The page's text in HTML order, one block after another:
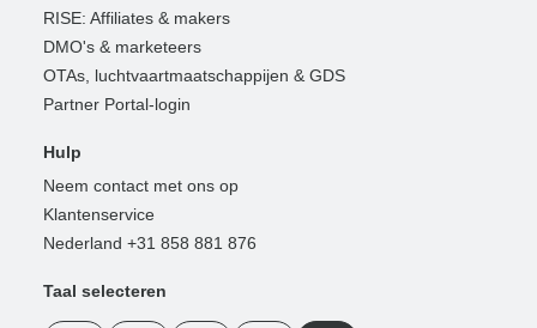
RISE: Affiliates & makers
DMO's & marketeers
OTAs, luchtvaartmaatschappijen & GDS
Partner Portal-login
Hulp
Neem contact met ons op
Klantenservice
Nederland +31 858 881 876
Taal selecteren